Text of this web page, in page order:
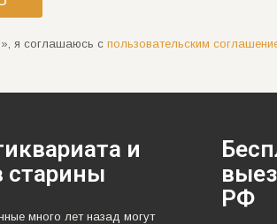
я соглашаюсь с пользовательским
и
старины
много лет назад могут
РФ